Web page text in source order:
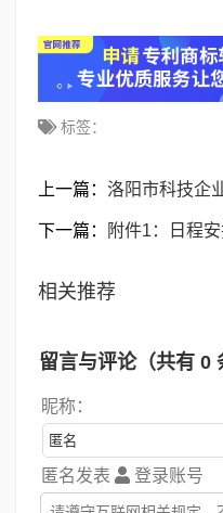
标签：
上一篇： 洛阳市科技企
下一篇： 附件1：日程
相关推荐
留言与评论（共有 0
昵称：
匿名发表 登录账号